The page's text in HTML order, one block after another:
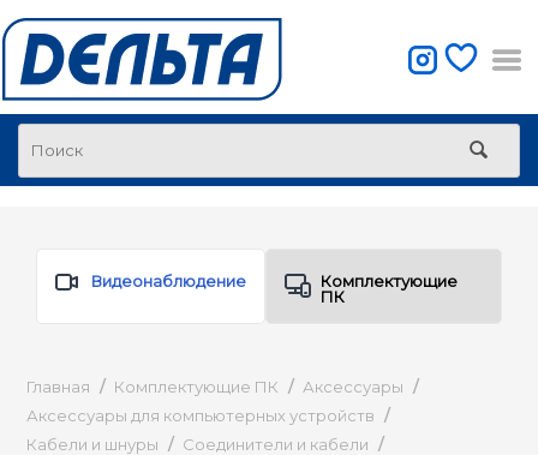
Видеонаблюдение
Комплектующие
ПК
Главная / Комплектующие ПК / Аксессуары /
Аксессуары для компьютерных устройств /
Кабели и шнуры / Соединители и кабели /